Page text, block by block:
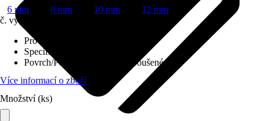
6 mm
8 mm 10 mm
12 mm
č. výrobku
Provedení
Specifikace materiálu
Povrch/Povrchová úprava
Broušené
Více informací o zboží
Množství (ks)